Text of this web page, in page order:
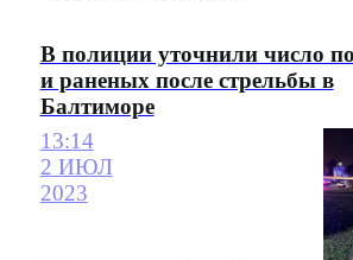
В полиции уточнили число
и раненых после стрельбы в
Балтиморе
13:14
2 ИЮЛ
2023